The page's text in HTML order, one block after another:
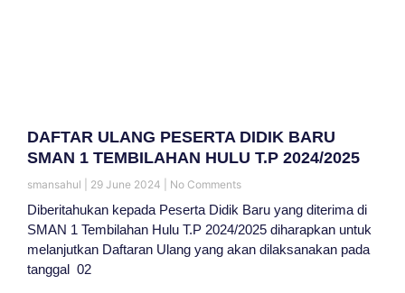
DAFTAR ULANG PESERTA DIDIK BARU
SMAN 1 TEMBILAHAN HULU T.P 2024/2025
smansahul 29 June 2024 No Comments
Diberitahukan kepada Peserta Didik Baru yang diterima di
SMAN 1 Tembilahan Hulu T.P 2024/2025 diharapkan untuk
melanjutkan Daftaran Ulang yang akan dilaksanakan pada
tanggal 02